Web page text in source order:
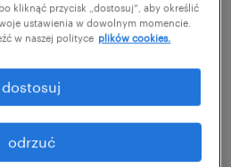
– zwłaszcza
jakniedobór
pracownikówczy
zatrudnienia
kliknąć przycisk „dostosuj”, aby określić
ustawienia w dowolnym momencie.
w naszej polityce plików cookies.
odrzuć
dostosuj